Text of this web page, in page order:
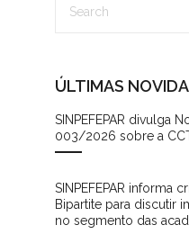
ÚLTIMAS
SINPEFEPAR divulga
003/2026 sobre a
SINPEFEPAR informa
Bipartite para discutir
no segmento das